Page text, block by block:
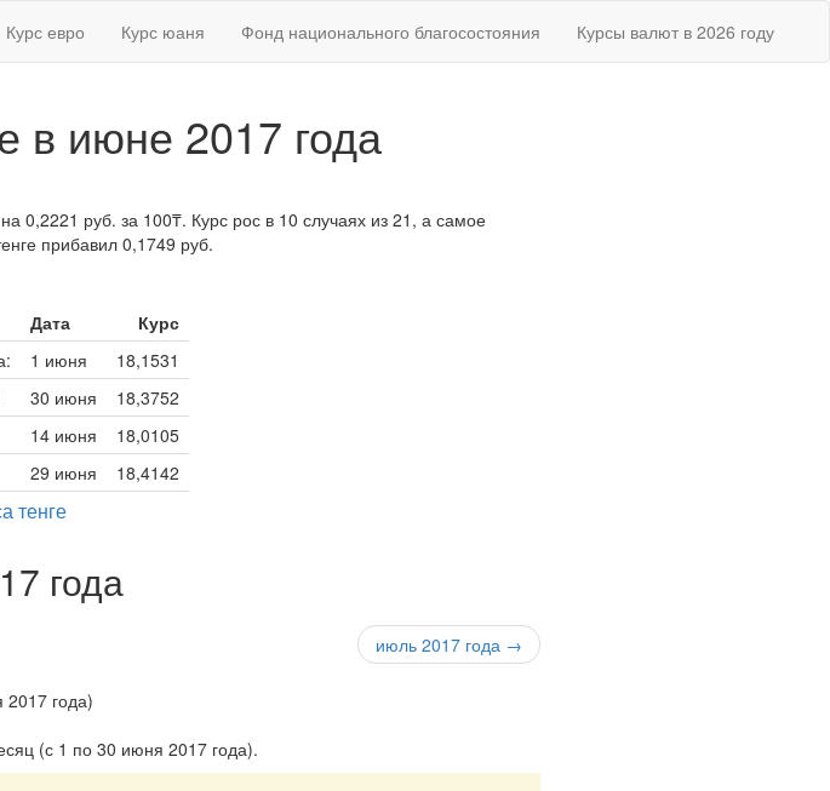
Курс евро Курс юаня Фонд национального благосостояния Курсы валют в 2026 году
в июне 2017 года
0,2221 руб. за 100₸. Курс рос в 10 случаях из 21, а самое
прибавил 0,1749 руб.
Дата
Курс
1 июня
18,1531
30 июня
18,3752
14 июня
18,0105
29 июня 18,4142
тенге
года
июль 2017 года →
(с 1 по 30 июня 2017 года).